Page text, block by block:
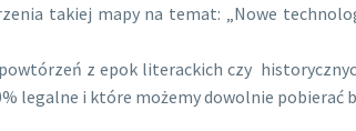
takiej mapy na temat: „Nowe
z epok literackich czy
legalne i które możemy dowolnie pobierać